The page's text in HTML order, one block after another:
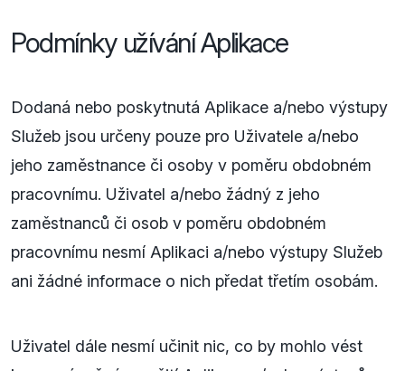
Podmínky užívání Aplikace
Dodaná nebo poskytnutá Aplikace a/nebo výstupy
Služeb jsou určeny pouze pro Uživatele a/nebo
jeho zaměstnance či osoby v poměru obdobném
pracovnímu. Uživatel a/nebo žádný z jeho
zaměstnanců či osob v poměru obdobném
pracovnímu nesmí Aplikaci a/nebo výstupy Služeb
ani žádné informace o nich předat třetím osobám.
Uživatel dále nesmí učinit nic, co by mohlo vést